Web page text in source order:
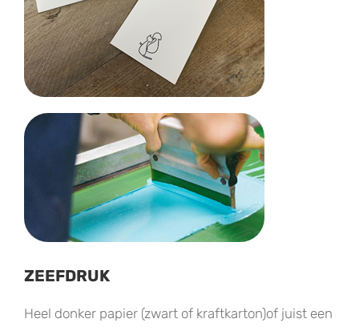
ZEEFDRUK
Heel donker papier (zwart of kraftkarton)of juist een